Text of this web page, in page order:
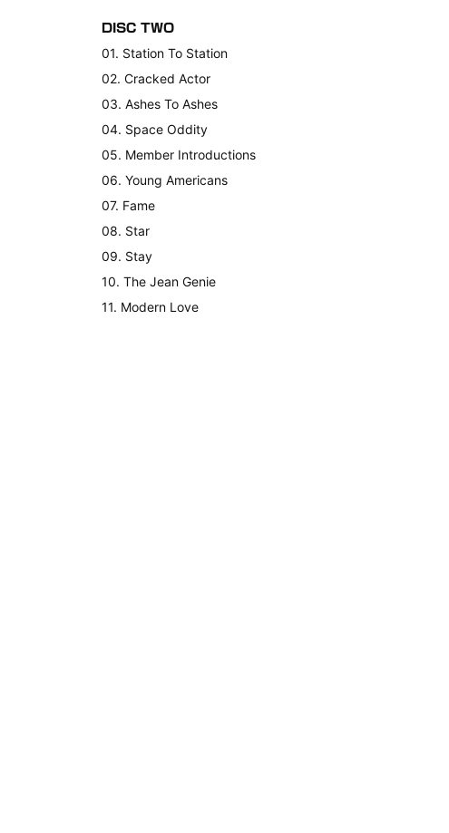
DISC TWO
01. Station To Station
02. Cracked Actor
03. Ashes To Ashes
04. Space Oddity
05. Member Introductions
06. Young Americans
07. Fame
08. Star
09. Stay
10. The Jean Genie
11. Modern Love